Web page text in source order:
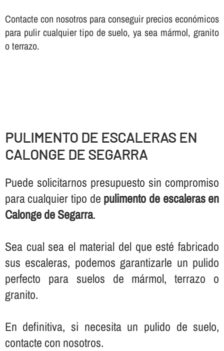
Contacte con nosotros para conseguir precios económicos
para pulir cualquier tipo de suelo, ya sea mármol, granito
o terrazo.
PULIMENTO DE ESCALERAS EN
CALONGE DE SEGARRA
Puede solicitarnos presupuesto sin compromiso
para cualquier tipo de pulimento de escaleras en
Calonge de Segarra.
Sea cual sea el material del que esté fabricado
sus escaleras, podemos garantizarle un pulido
perfecto para suelos de mármol, terrazo o
granito.
En definitiva, si necesita un pulido de suelo,
contacte con nosotros.